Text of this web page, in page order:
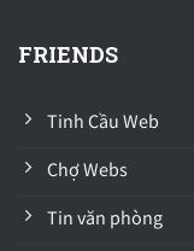
FRIENDS
Tinh Cầu Web
Chợ Webs
Tin văn phòng